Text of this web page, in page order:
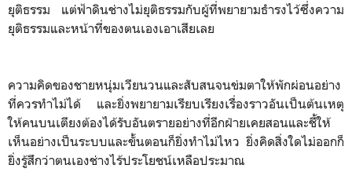
ยุติธรรม แต่ฟ้าดินช่างไม่ยุติธรรมกับผู้ที่พยายามธำรงไว้ซึ่งความ
ยุติธรรมและหน้าที่ของตนเองเอาเสียเลย
ความคิดของชายหนุ่มเวียนวนและสับสนจนข่มตาให้พักผ่อนอย่าง
ที่ควรทำไม่ได้ และยิ่งพยายามเรียบเรียงเรื่องราวอันเป็นต้นเหตุ
ให้คนบนเตียงต้องได้รับอันตรายอย่างที่อีกฝ่ายเคยสอนและชี้ให้
เห็นอย่างเป็นระบบและขั้นตอนก็ยิ่งทำไม่ไหว ยิ่งคิดสิ่งใดไม่ออกก็
ยิ่งรู้สึกว่าตนเองช่างไร้ประโยชน์เหลือประมาณ